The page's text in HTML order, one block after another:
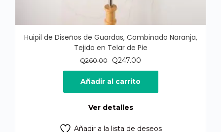
Huipil de Diseños de Guardas, Combinado Naranja,
Tejido en Telar de Pie
Q260.00
El
precio
original
era:
Q247.00
precio
es:
Añadir al carrito
Ver detalles
Añadir a la lista de deseos